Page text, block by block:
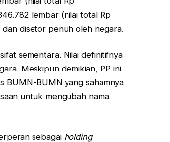
lembar (nilai total Rp
disetor penuh oleh negara.
sementara. Nilai definitifnya
Meskipun demikian, PP ini
BUMN-BUMN yang sahamnya
untuk mengubah nama
sebagai holding